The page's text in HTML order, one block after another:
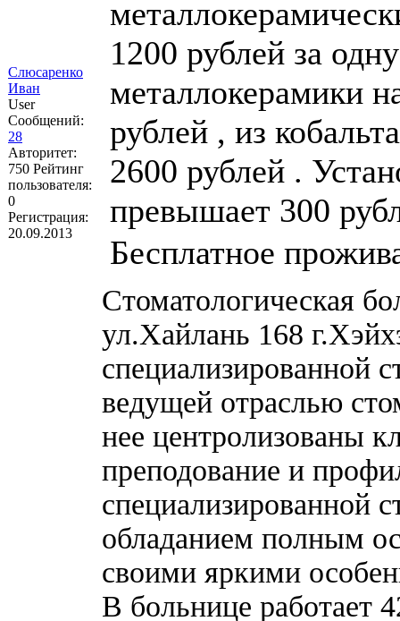
Слюсаренко
Иван
User
Сообщений:
28
Авторитет:
750 Рейтинг
пользователя:
0
Регистрация:
20.09.2013
1200 рублей за
металлокерамики
рублей , из
2600 рублей .
превышает 300
Бесплатное
Стоматологическая
ул.Хайлань 168
специализированной
ведущей отраслью
нее центролизованы
преподование и
специализированной
обладанием полным
своими яркими
В больнице работает